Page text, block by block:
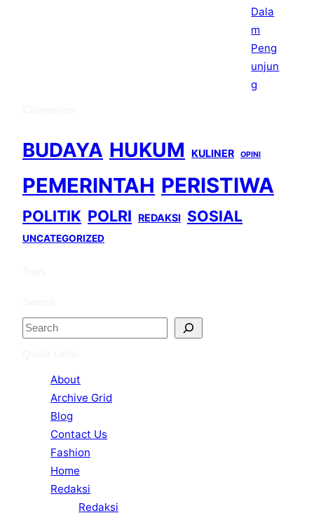
BUDAYA HUKUM KULINER OPINI
PEMERINTAH PERISTIWA
POLITIK POLRI REDAKSI SOSIAL
UNCATEGORIZED
S
About
Archive Grid
Blog
Contact Us
Fashion
Home
Redaksi
Redaksi